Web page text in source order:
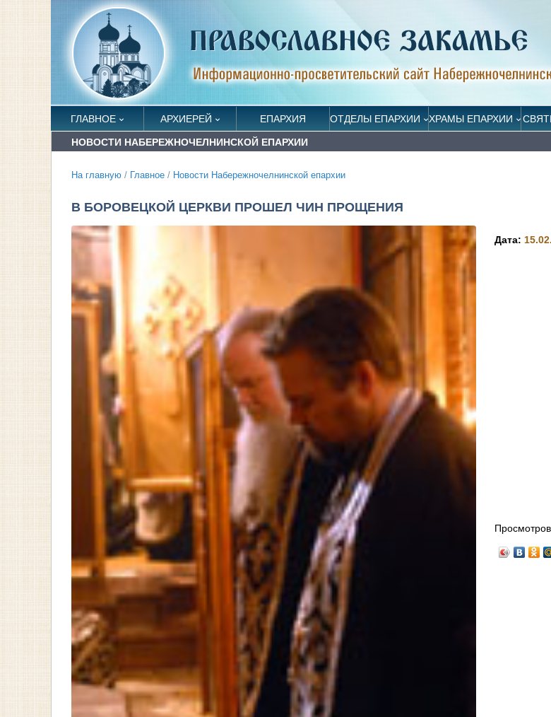
ГЛАВНОЕ АРХИЕРЕЙ ЕПАРХИЯ ОТДЕЛЫ ЕПАРХИИ ХРАМЫ ЕПАРХИИ
НОВОСТИ НАБЕРЕЖНОЧЕЛНИНСКОЙ ЕПАРХИИ
На главную / Главное / Новости Набережночелнинской епархии
В БОРОВЕЦКОЙ ЦЕРКВИ ПРОШЕЛ ЧИН ПРОЩЕНИЯ
Дата: